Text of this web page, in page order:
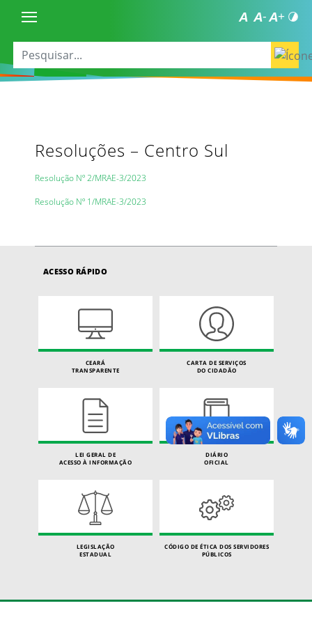
Resoluções – Centro Sul
Resolução Nº 2/MRAE-3/2023
Resolução Nº 1/MRAE-3/2023
ACESSO RÁPIDO
CEARÁ
TRANSPARENTE
CARTA DE SERVIÇOS
DO CIDADÃO
LEI GERAL DE
ACESSO À INFORMAÇÃO
DIÁRIO
OFICIAL
LEGISLAÇÃO
ESTADUAL
CÓDIGO DE ÉTICA DOS SERVIDORES
PÚBLICOS